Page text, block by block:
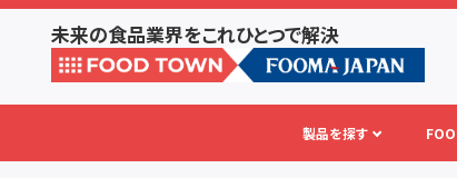
未来の食品業界をこれひとつで解決
製品を探す